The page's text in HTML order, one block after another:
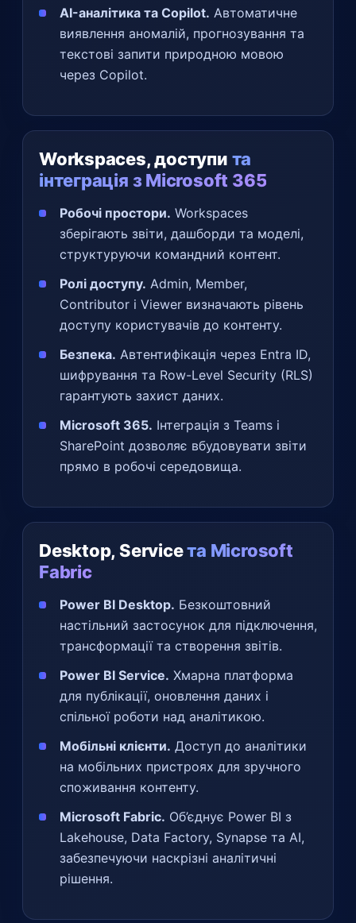
AI-аналітика та Copilot. Автоматичне
виявлення аномалій, прогнозування та
текстові запити природною мовою
через Copilot.
Workspaces, доступи та
інтеграція з Microsoft 365
Робочі простори. Workspaces
зберігають звіти, дашборди та моделі,
структуруючи командний контент.
Ролі доступу. Admin, Member,
Contributor і Viewer визначають рівень
доступу користувачів до контенту.
Безпека. Автентифікація через Entra ID,
шифрування та Row-Level Security (RLS)
гарантують захист даних.
Microsoft 365. Інтеграція з Teams і
SharePoint дозволяє вбудовувати звіти
прямо в робочі середовища.
Desktop, Serviceта Microsoft
Fabric
Power BI Desktop. Безкоштовний
настільний застосунок для підключення,
трансформації та створення звітів.
Power BI Service. Хмарна платформа
для публікації, оновлення даних і
спільної роботи над аналітикою.
Мобільні клієнти. Доступ до аналітики
на мобільних пристроях для зручного
споживання контенту.
Microsoft Fabric. Об’єднує Power BI з
Lakehouse, Data Factory, Synapse та AI,
забезпечуючи наскрізні аналітичні
рішення.